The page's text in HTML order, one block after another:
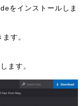
をインストールしま
す。
ます。